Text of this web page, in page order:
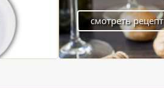
смотреть рецепт